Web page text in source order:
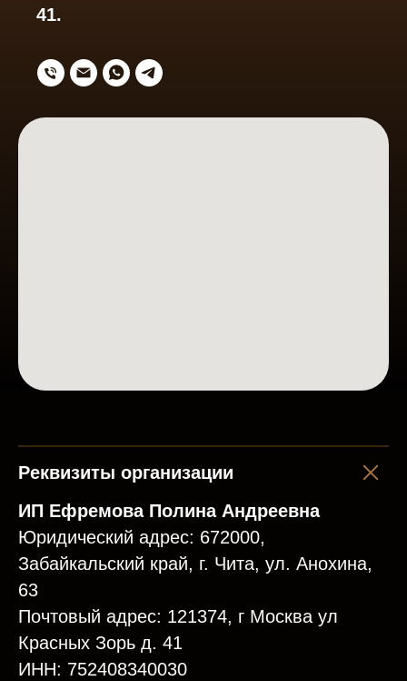
41.
Реквизиты организации
ИП Ефремова Полина Андреевна
Юридический адрес: 672000,
Забайкальский край, г. Чита, ул. Анохина,
63
Почтовый адрес: 121374, г Москва ул
Красных Зорь д. 41
ИНН: 752408340030